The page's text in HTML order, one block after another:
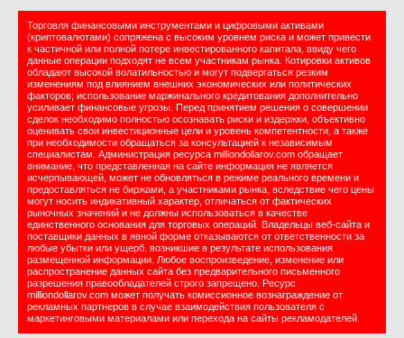
Торговля финансовыми инструментами и цифровыми активами
(криптовалютами) сопряжена с высоким уровнем риска и может привести
к частичной или полной потере инвестированного капитала, ввиду чего
данные операции подходят не всем участникам рынка. Котировки активов
обладают высокой волатильностью и могут подвергаться резким
изменениям под влиянием внешних экономических или политических
факторов; использование маржинального кредитования дополнительно
усиливает финансовые угрозы. Перед принятием решения о совершении
сделок необходимо полностью осознавать риски и издержки, объективно
оценивать свои инвестиционные цели и уровень компетентности, а также
при необходимости обращаться за консультацией к независимым
специалистам. Администрация ресурса milliondollarov.com обращает
внимание, что представленная на сайте информация не является
исчерпывающей, может не обновляться в режиме реального времени и
предоставляться не биржами, а участниками рынка, вследствие чего цены
могут носить индикативный характер, отличаться от фактических
рыночных значений и не должны использоваться в качестве
единственного основания для торговых операций. Владельцы веб-сайта и
поставщики данных в явной форме отказываются от ответственности за
любые убытки или ущерб, возникшие в результате использования
размещенной информации. Любое воспроизведение, изменение или
распространение данных сайта без предварительного письменного
разрешения правообладателей строго запрещено. Ресурс
milliondollarov.com может получать комиссионное вознаграждение от
рекламных партнеров в случае взаимодействия пользователя с
маркетинговыми материалами или перехода на сайты рекламодателей.